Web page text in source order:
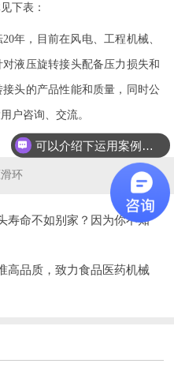
下表：
20年，目前在风电、工程机械、
液压旋转接头配备压力损失和
头的产品性能和质量，同时公
户咨询、交流。
环
寿命不如别家？因为你不知
高品质，致力食品医药机械